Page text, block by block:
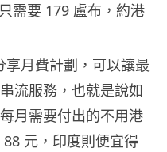
需要 179 盧布，約港
月費計劃，可以讓最
流服務，也就是說如
月需要付出的不用港
元，印度則便宜得